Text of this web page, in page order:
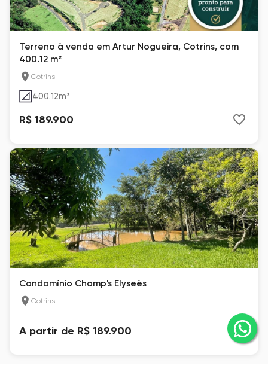
Terreno à venda em Artur Nogueira, Cotrins, com
400.12 m²
Cotrins
400.12m²
R$ 189.900
Condomínio Champ's Elyseès
Cotrins
A partir de R$ 189.900